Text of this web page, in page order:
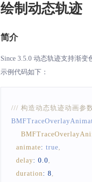
绘制动态轨迹
简介
Since 3.5.0 动态轨迹支持渐
示例代码如下：
/// 构造动态轨迹动画参
animate: true
delay: 0.0
duration : 8